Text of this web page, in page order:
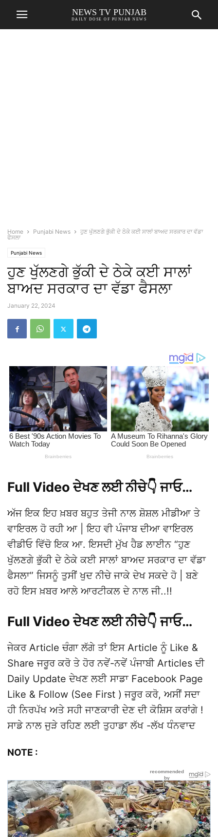
NEWS TV PUNJAB
DAILY DOSE OF PUNJAB NEWS
Home Punjabi News
ਹੁਣ ਖੁੱਲਣਗੇ ਭੁੱਕੀ ਦੇ ਠੇਕੇ ਕਈ ਸਾਲਾਂ ਬਾਅਦ ਸਰਕਾਰ ਦਾ ਵੱਡਾ
ਫੈਸਲਾ
Punjabi News
ਹੁਣ ਖੁੱਲਣਗੇ ਭੁੱਕੀ ਦੇ ਠੇਕੇ ਕਈ ਸਾਲਾਂ
ਬਾਅਦ ਸਰਕਾਰ ਦਾ ਵੱਡਾ ਫੈਸਲਾ
January 22, 2024
Full Video ਦੇਖਣ ਲਈ ਨੀਚੇ👇 ਜਾਓ…
ਅੱਜ ਇਕ ਇਹ ਖ਼ਬਰ ਬਹੁਤ ਤੇਜੀ ਨਾਲ ਸ਼ੋਸ਼ਲ ਮੀਡੀਆ ਤੇ
ਵਾਇਰਲ ਹੋ ਰਹੀ ਆ | ਇਹ ਵੀ ਪੰਜਾਬ ਦੀਆ ਵਾਇਰਲ
ਵੀਡੀਓ ਵਿੱਚੋ ਇਕ ਆ. ਇਸਦੀ ਮੁੱਖ ਹੈਡ ਲਾਈਨ “ਹੁਣ
ਖੁੱਲਣਗੇ ਭੁੱਕੀ ਦੇ ਠੇਕੇ ਕਈ ਸਾਲਾਂ ਬਾਅਦ ਸਰਕਾਰ ਦਾ ਵੱਡਾ
ਫੈਸਲਾ” ਜਿਸਨੂੰ ਤੁਸੀਂ ਖੁਦ ਨੀਚੇ ਜਾਕੇ ਦੇਖ ਸਕਦੇ ਹੋ | ਬਣੇ
ਰਹੋ ਇਸ ਖ਼ਬਰ ਆਲੇ ਆਰਟੀਕਲ ਦੇ ਨਾਲ ਜੀ..!!
Full Video ਦੇਖਣ ਲਈ ਨੀਚੇ👇 ਜਾਓ…
ਜੇਕਰ Article ਚੰਗਾ ਲੱਗੇ ਤਾਂ ਇਸ Article ਨੂੰ Like &
Share ਜਰੂਰ ਕਰੋ ਤੇ ਹੋਰ ਨਵੇਂ-ਨਵੇਂ ਪੰਜਾਬੀ Articles ਦੀ
Daily Update ਦੇਖਣ ਲਈ ਸਾਡਾ Facebook Page
Like & Follow (See First ) ਜਰੂਰ ਕਰੋ, ਅਸੀਂ ਸਦਾ
ਹੀ ਨਿਰਪੱਖ ਅਤੇ ਸਹੀ ਜਾਣਕਾਰੀ ਦੇਣ ਦੀ ਕੋਸ਼ਿਸ ਕਰਾਂਗੇ !
ਸਾਡੇ ਨਾਲ ਜੁੜੇ ਰਹਿਣ ਲਈ ਤੁਹਾਡਾ ਲੱਖ -ਲੱਖ ਧੰਨਵਾਦ
NOTE :